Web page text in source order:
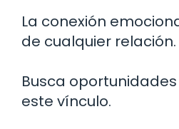
La conexión
de cualquier relación.
Busca
este vínculo.